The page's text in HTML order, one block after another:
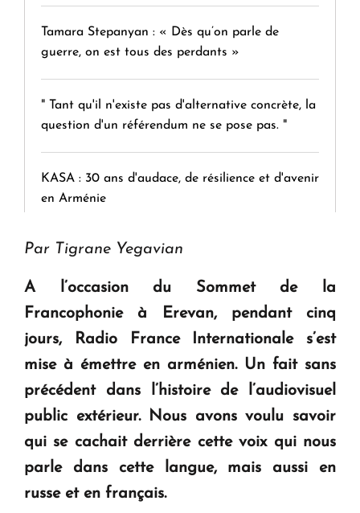
Tamara Stepanyan : « Dès qu’on parle de
guerre, on est tous des perdants »
" Tant qu'il n'existe pas d'alternative concrète, la
question d'un référendum ne se pose pas. "
KASA : 30 ans d'audace, de résilience et d'avenir
en Arménie
Le premier hôtel Hyatt Regency d'Arménie
Par Tigrane Yegavian
A l’occasion du Sommet de la
Francophonie à Erevan, pendant cinq
jours, Radio France Internationale s’est
mise à émettre en arménien. Un fait sans
précédent dans l’histoire de l’audiovisuel
public extérieur. Nous avons voulu savoir
qui se cachait derrière cette voix qui nous
parle dans cette langue, mais aussi en
russe et en français.